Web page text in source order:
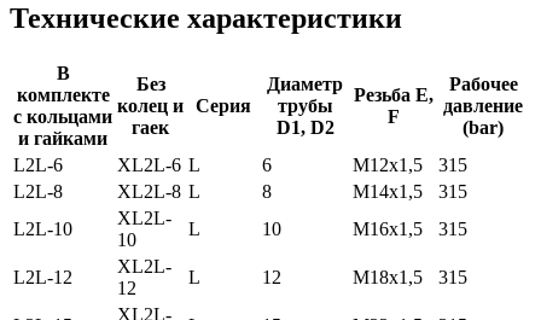
Технические характеристики
В
комплекте
с кольцами
и гайками
Без
колец и
гаек
Серия
Диаметр
трубы
D1, D2
Резьба E,
F
Рабочее
давление
(bar)
L2L-6
ХL2L-6 L 6 M12x1,5
315
L2L-8
ХL2L-8 L 8 M14x1,5
315
L2L-10
ХL2L-
10
L 10 M16x1,5 315
L2L-12
ХL2L-
12
L 12 M18x1,5 315
ХL2L-